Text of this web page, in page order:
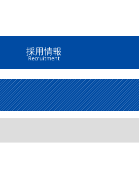
採用情報
Recruitment